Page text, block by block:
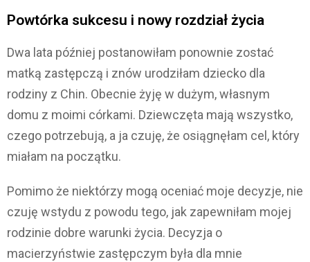
Powtórka sukcesu i nowy rozdział życia
Dwa lata później postanowiłam ponownie zostać
matką zastępczą i znów urodziłam dziecko dla
rodziny z Chin. Obecnie żyję w dużym, własnym
domu z moimi córkami. Dziewczęta mają wszystko,
czego potrzebują, a ja czuję, że osiągnęłam cel, który
miałam na początku.
Pomimo że niektórzy mogą oceniać moje decyzje, nie
czuję wstydu z powodu tego, jak zapewniłam mojej
rodzinie dobre warunki życia. Decyzja o
macierzyństwie zastępczym była dla mnie